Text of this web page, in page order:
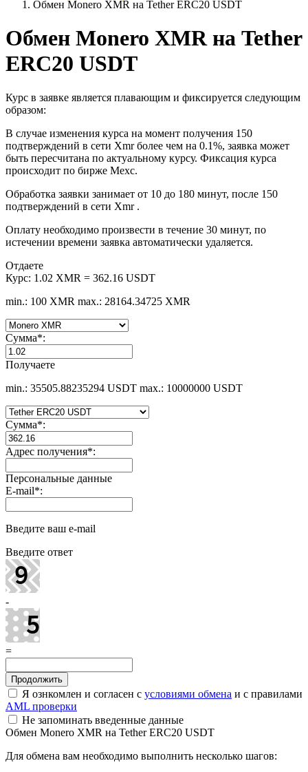
Обмен Monero XMR на Tether ERC20 USDT
Обмен Monero XMR на Tether
ERC20 USDT
Курс в заявке является плавающим и фиксируется следующим
образом:
В случае изменения курса на момент получения 150
подтверждений в сети Xmr более чем на 0.1%, заявка может
быть пересчитана по актуальному курсу. Фиксация курса
происходит по бирже Mexc.
Обработка заявки занимает от 10 до 180 минут, после 150
подтверждений в сети Xmr .
Оплату необходимо произвести в течение 30 минут, по
истечении времени заявка автоматически удаляется.
Отдаете
Курс: 1.02 XMR = 362.16 USDT
min.: 100 XMR max.: 28164.34725 XMR
Сумма*:
Получаете
min.: 35505.88235294 USDT max.: 10000000 USDT
Сумма*:
Адрес получения*:
Персональные данные
E-mail*:
Введите ваш e-mail
Введите ответ
-
=
Я ознкомлен и согласен с условиями обмена и с правилами
AML проверки
Не запоминать введенные данные
Обмен Monero XMR на Tether ERC20 USDT
Для обмена вам необходимо выполнить несколько шагов: